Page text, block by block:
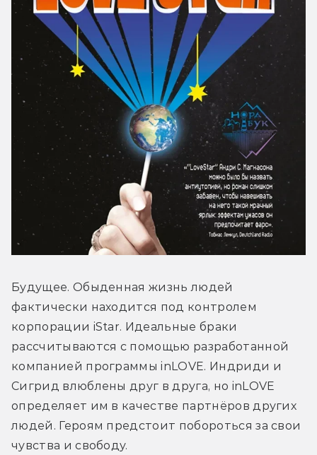
Будущее. Обыденная жизнь людей
фактически находится под контролем
корпорации iStar. Идеальные браки
рассчитываются с помощью разработанной
компанией программы inLOVE. Индриди и
Сигрид влюблены друг в друга, но inLOVE
определяет им в качестве партнёров других
людей. Героям предстоит побороться за свои
чувства и свободу.